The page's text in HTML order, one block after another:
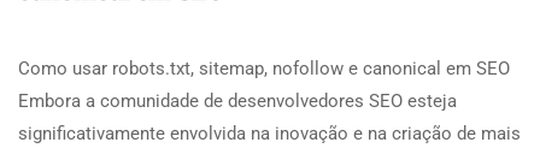
Como usar robots.txt, sitemap, nofollow e canonical em SEO
Embora a comunidade de desenvolvedores SEO esteja
significativamente envolvida na inovação e na criação de mais